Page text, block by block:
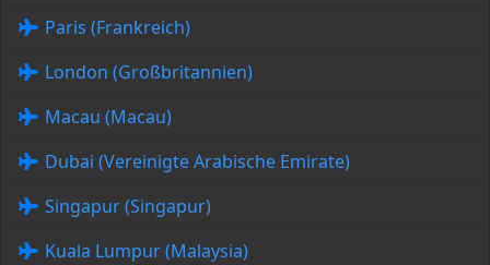
Paris (Frankreich)
London (Großbritannien)
Macau (Macau)
Dubai (Vereinigte Arabische Emirate)
Singapur (Singapur)
Kuala Lumpur (Malaysia)